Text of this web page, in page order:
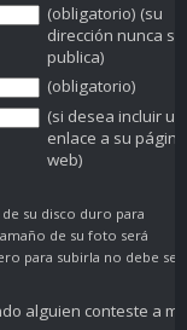
(obligatorio) (su
dirección nunca se
publica)
(obligatorio)
(si desea incluir un
enlace a su página
web)
su disco duro para
de su foto será
para subirla no debe ser
alguien conteste a mi